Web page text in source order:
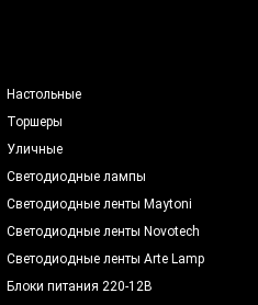
Настольные
Торшеры
Уличные
Светодиодные лампы
Светодиодные ленты Maytoni
Светодиодные ленты Novotech
Светодиодные ленты Arte Lamp
Блоки питания 220-12В